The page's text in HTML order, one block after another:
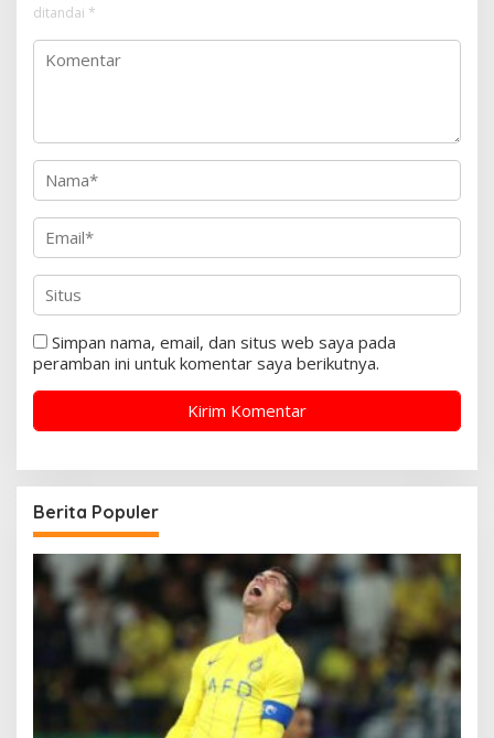
ditandai *
Simpan nama, email, dan situs web saya pada
peramban ini untuk komentar saya berikutnya.
Berita Populer